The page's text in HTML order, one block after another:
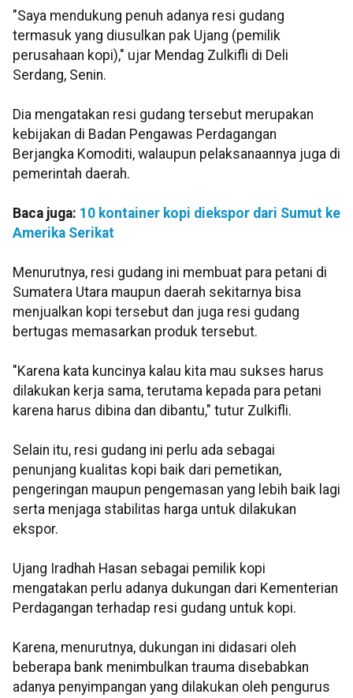
"Saya mendukung penuh adanya resi gudang
termasuk yang diusulkan pak Ujang (pemilik
perusahaan kopi)," ujar Mendag Zulkifli di Deli
Serdang, Senin.
Dia mengatakan resi gudang tersebut merupakan
kebijakan di Badan Pengawas Perdagangan
Berjangka Komoditi, walaupun pelaksanaannya juga di
pemerintah daerah.
Baca juga: 10 kontainer kopi diekspor dari Sumut ke
Amerika Serikat
Menurutnya, resi gudang ini membuat para petani di
Sumatera Utara maupun daerah sekitarnya bisa
menjualkan kopi tersebut dan juga resi gudang
bertugas memasarkan produk tersebut.
"Karena kata kuncinya kalau kita mau sukses harus
dilakukan kerja sama, terutama kepada para petani
karena harus dibina dan dibantu," tutur Zulkifli.
Selain itu, resi gudang ini perlu ada sebagai
penunjang kualitas kopi baik dari pemetikan,
pengeringan maupun pengemasan yang lebih baik lagi
serta menjaga stabilitas harga untuk dilakukan
ekspor.
Ujang Iradhah Hasan sebagai pemilik kopi
mengatakan perlu adanya dukungan dari Kementerian
Perdagangan terhadap resi gudang untuk kopi.
Karena, menurutnya, dukungan ini didasari oleh
beberapa bank menimbulkan trauma disebabkan
adanya penyimpangan yang dilakukan oleh pengurus